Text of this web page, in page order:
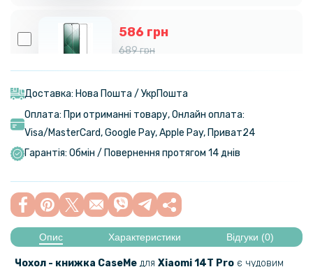
586 грн
689 грн
Захисне скло Nillkin CP+PRO Full Cover Glass для Xiaomi 14T Pro,
2 554 грн
2 799 грн
Портативна батарея Power Bank - UPS Hoco DB62 Emergency UPS
159 грн
199 грн
Протиударна гідрогелева плівка Hydrogel Film для Xiaomi 14T Pro,
Transparent
Доставка: Нова Пошта / УкрПошта
Оплата: При отриманні товару, Онлайн оплата:
Visa/MasterСard, Google Pay, Apple Pay, Приват24
Гарантія: Обмін / Повернення протягом 14 днів
Опис Характеристики Відгуки (0)
Чохол - книжка CaseMe для Xiaomi 14T Pro є чудовим